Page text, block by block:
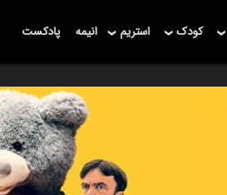
کودک استریم انیمه پادکست